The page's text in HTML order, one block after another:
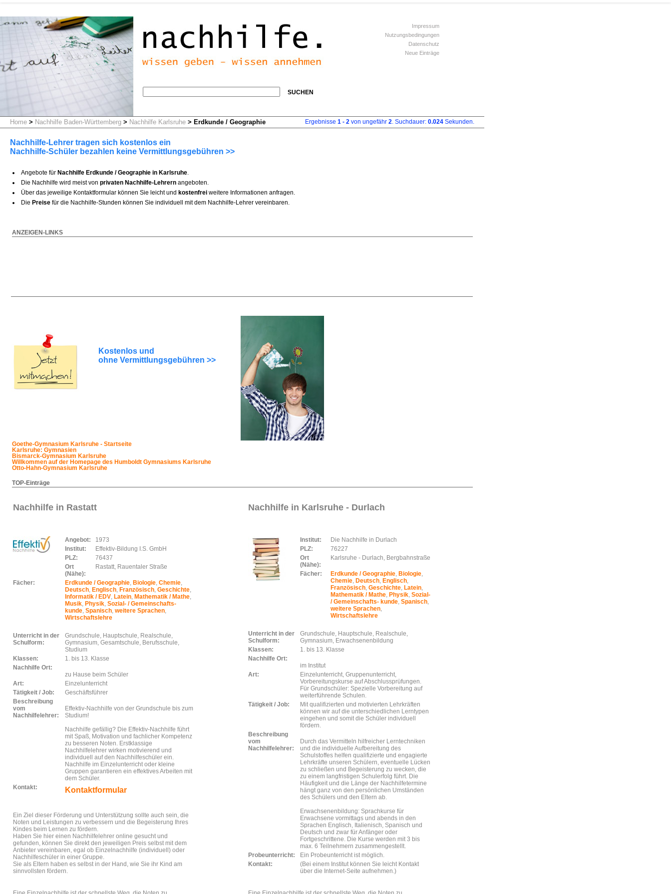
SUCHEN
Impressum
Nutzungsbedingungen
Datenschutz
Neue Einträge
Home > Nachhilfe Baden-Württemberg > Nachhilfe Karlsruhe > Erdkunde / Geographie Ergebnisse 1 - 2 von ungefähr 2. Suchdauer: 0.024 Sekunden.
Nachhilfe-Lehrer tragen sich kostenlos ein
Nachhilfe-Schüler bezahlen keine Vermittlungsgebühren >>
Angebote für Nachhilfe Erdkunde / Geographie in Karlsruhe.
Die Nachhilfe wird meist von privaten Nachhilfe-Lehrern angeboten.
Über das jeweilige Kontaktformular können Sie leicht und kostenfrei weitere Informationen anfragen.
Die Preise für die Nachhilfe-Stunden können Sie individuell mit dem Nachhilfe-Lehrer vereinbaren.
ANZEIGEN-LINKS
Kostenlos und
ohne Vermittlungsgebühren >>
Goethe-Gymnasium Karlsruhe - Startseite
Karlsruhe: Gymnasien
Bismarck-Gymnasium Karlsruhe
Willkommen auf der Homepage des Humboldt Gymnasiums Karlsruhe
Otto-Hahn-Gymnasium Karlsruhe
TOP-Einträge
Nachhilfe in Rastatt
Angebot:
1973
Institut:
Effektiv-Bildung I.S. GmbH
PLZ:
76437
Ort
(Nähe):
Rastatt, Rauentaler Straße
Fächer: Erdkunde / Geographie, Biologie, Chemie,
Deutsch, Englisch, Französisch, Geschichte,
Informatik / EDV, Latein, Mathematik / Mathe,
Musik, Physik, Sozial- / Gemeinschafts-
kunde, Spanisch, weitere Sprachen,
Wirtschaftslehre
Unterricht in der
Schulform:
Grundschule, Hauptschule, Realschule,
Gymnasium, Gesamtschule, Berufsschule,
Studium
Klassen:
1. bis 13. Klasse
Nachhilfe Ort:
zu Hause beim Schüler
Art:
Einzelunterricht
Tätigkeit / Job:
Geschäftsführer
Beschreibung
vom
Nachhilfelehrer:
Effektiv-Nachhilfe von der Grundschule bis zum
Studium!
Nachhilfe gefällig? Die Effektiv-Nachhilfe führt
mit Spaß, Motivation und fachlicher Kompetenz
zu besseren Noten. Erstklassige
Nachhilfelehrer wirken motivierend und
individuell auf den Nachhilfeschüler ein.
Nachhilfe im Einzelunterricht oder kleine
Gruppen garantieren ein effektives Arbeiten mit
dem Schüler.
Kontakt:
Kontaktformular
Ein Ziel dieser Förderung und Unterstützung sollte auch sein, die
Noten und Leistungen zu verbessern und die Begeisterung Ihres
Kindes beim Lernen zu fördern.
Haben Sie hier einen Nachhilfelehrer online gesucht und
gefunden, können Sie direkt den jeweiligen Preis selbst mit dem
Anbieter vereinbaren, egal ob Einzelnachhilfe (individuell) oder
Nachhilfeschüler in einer Gruppe.
Sie als Eltern haben es selbst in der Hand, wie Sie ihr Kind am
sinnvollsten fördern.
Nachhilfe in Karlsruhe - Durlach
Institut:
Die Nachhilfe in Durlach
PLZ:
76227
Ort
(Nähe):
Karlsruhe - Durlach, Bergbahnstraße
Fächer: Erdkunde / Geographie, Biologie,
Chemie, Deutsch, Englisch,
Französisch, Geschichte, Latein,
Mathematik / Mathe, Physik, Sozial-
/ Gemeinschafts- kunde, Spanisch,
weitere Sprachen,
Wirtschaftslehre
Unterricht in der
Schulform:
Grundschule, Hauptschule, Realschule,
Gymnasium, Erwachsenenbildung
Klassen:
1. bis 13. Klasse
Nachhilfe Ort:
im Institut
Art:
Einzelunterricht, Gruppenunterricht,
Vorbereitungskurse auf Abschlussprüfungen.
Für Grundschüler: Spezielle Vorbereitung auf
weiterführende Schulen.
Tätigkeit / Job:
Mit qualifizierten und motivierten Lehrkräften
können wir auf die unterschiedlichen Lerntypen
eingehen und somit die Schüler individuell
fördern.
Beschreibung
vom
Nachhilfelehrer:
Durch das Vermitteln hilfreicher Lerntechniken
und die individuelle Aufbereitung des
Schulstoffes helfen qualifizierte und engagierte
Lehrkräfte unseren Schülern, eventuelle Lücken
zu schließen und Begeisterung zu wecken, die
zu einem langfristigen Schulerfolg führt. Die
Häufigkeit und die Länge der Nachhilfetermine
hängt ganz von den persönlichen Umständen
des Schülers und den Eltern ab.
Erwachsenenbildung: Sprachkurse für
Erwachsene vormittags und abends in den
Sprachen Englisch, Italienisch, Spanisch und
Deutsch und zwar für Anfänger oder
Fortgeschrittene. Die Kurse werden mit 3 bis
max. 6 Teilnehmern zusammengestellt.
Probeunterricht:
Ein Probeunterricht ist möglich.
Kontakt:
(Bei einem Institut können Sie leicht Kontakt
über die Internet-Seite aufnehmen.)